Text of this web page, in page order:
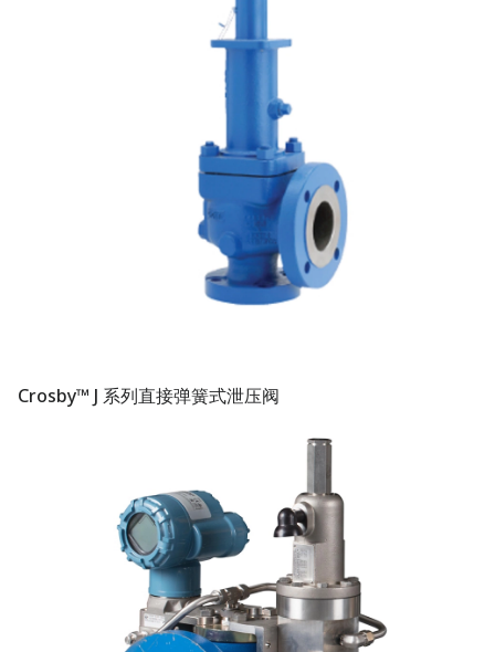
Crosby™ J 系列直接弹簧式泄压阀